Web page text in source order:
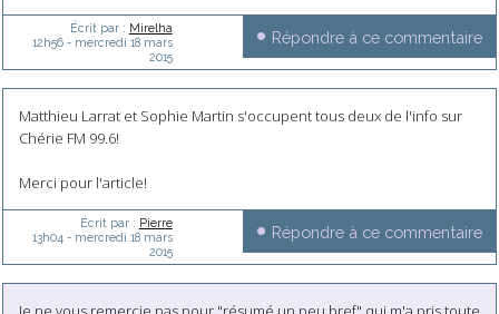
Écrit par : Mirelha
12h56- mercredi 18 mars
2015
Répondre à ce commentaire
Matthieu Larrat et Sophie Martin s'occupent tous deux de l'info sur
Chérie FM 99.6!
Merci pour l'article!
Écrit par : Pierre
13h04 - mercredi 18 mars
2015
Répondre à ce commentaire